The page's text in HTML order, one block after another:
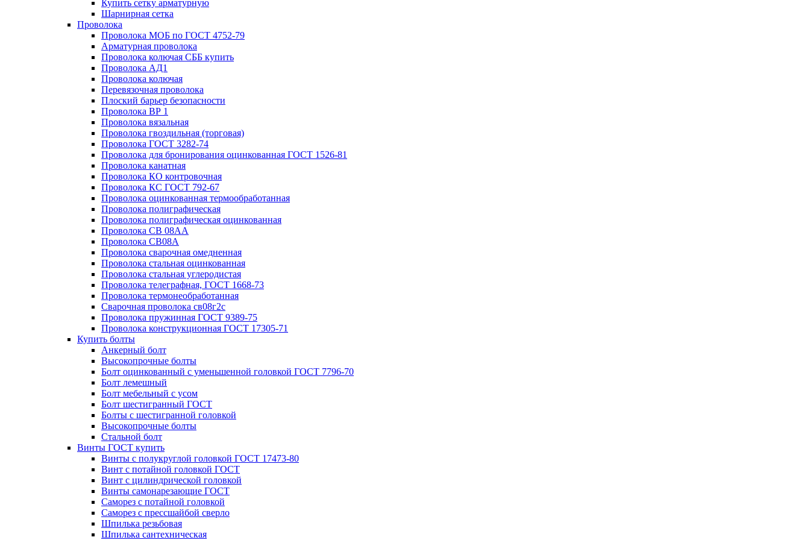
Купить сетку арматурную
Шарнирная сетка
Проволока
Проволока МОБ по ГОСТ 4752-79
Арматурная проволока
Проволока колючая СББ купить
Проволока АД1
Проволока колючая
Перевязочная проволока
Плоский барьер безопасности
Проволока ВР 1
Проволока вязальная
Проволока гвоздильная (торговая)
Проволока ГОСТ 3282-74
Проволока для бронирования оцинкованная ГОСТ 1526-81
Проволока канатная
Проволока КО контровочная
Проволока КС ГОСТ 792-67
Проволока оцинкованная термообработанная
Проволока полиграфическая
Проволока полиграфическая оцинкованная
Проволока СВ 08АА
Проволока СВ08А
Проволока сварочная омедненная
Проволока стальная оцинкованная
Проволока стальная углеродистая
Проволока телеграфная, ГОСТ 1668-73
Проволока термонеобработанная
Сварочная проволока св08г2с
Проволока пружинная ГОСТ 9389-75
Проволока конструкционная ГОСТ 17305-71
Купить болты
Анкерный болт
Высокопрочные болты
Болт оцинкованный с уменьшенной головкой ГОСТ 7796-70
Болт лемешный
Болт мебельный с усом
Болт шестигранный ГОСТ
Болты с шестигранной головкой
Высокопрочные болты
Стальной болт
Винты ГОСТ купить
Винты с полукруглой головкой ГОСТ 17473-80
Винт с потайной головкой ГОСТ
Винт с цилиндрической головкой
Винты самонарезающие ГОСТ
Саморез с потайной головкой
Саморез с прессшайбой сверло
Шпилька резьбовая
Шпилька сантехническая